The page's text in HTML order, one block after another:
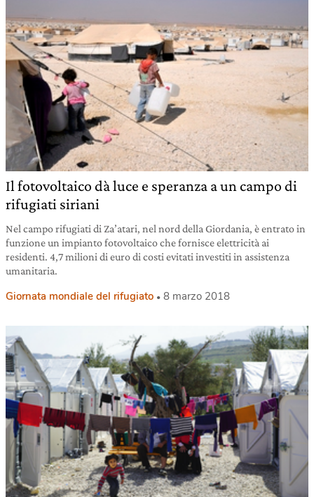
Il fotovoltaico dà luce e speranza a un campo di
rifugiati siriani
Nel campo rifugiati di Za’atari, nel nord della Giordania, è entrato in
funzione un impianto fotovoltaico che fornisce elettricità ai
residenti. 4,7 milioni di euro di costi evitati investiti in assistenza
umanitaria.
Giornata mondiale del rifugiato 8 marzo 2018